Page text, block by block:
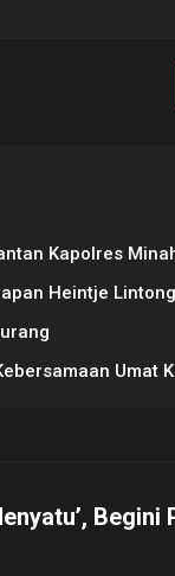
Kapolres
Heintje Lintong
Umat
Begini